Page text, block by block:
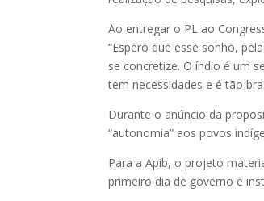
Ao entregar o PL ao
“Espero que esse sonho,
se concretize. O índio é um
tem necessidades e é tão
Durante o anúncio da
“autonomia” aos povos
Para a Apib, o projeto
primeiro dia de governo e